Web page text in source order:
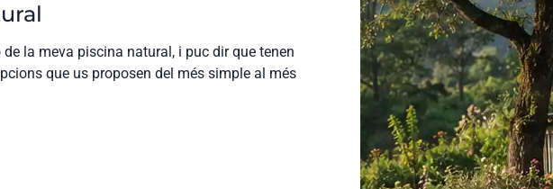
la meva piscina natural, i puc dir que tenen
que us proposen del més simple al més
Col·laborar
metodologia de
perfecta, i els
serioses